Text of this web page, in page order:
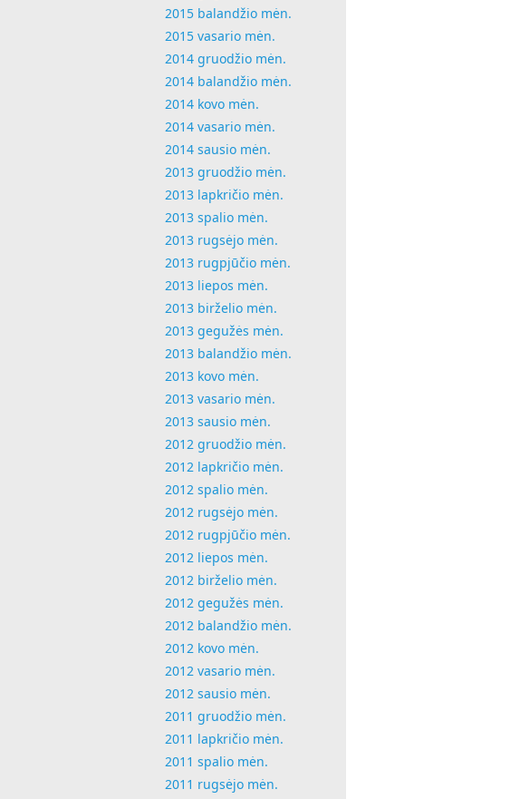
2015 balandžio mėn.
2015 vasario mėn.
2014 gruodžio mėn.
2014 balandžio mėn.
2014 kovo mėn.
2014 vasario mėn.
2014 sausio mėn.
2013 gruodžio mėn.
2013 lapkričio mėn.
2013 spalio mėn.
2013 rugsėjo mėn.
2013 rugpjūčio mėn.
2013 liepos mėn.
2013 birželio mėn.
2013 gegužės mėn.
2013 balandžio mėn.
2013 kovo mėn.
2013 vasario mėn.
2013 sausio mėn.
2012 gruodžio mėn.
2012 lapkričio mėn.
2012 spalio mėn.
2012 rugsėjo mėn.
2012 rugpjūčio mėn.
2012 liepos mėn.
2012 birželio mėn.
2012 gegužės mėn.
2012 balandžio mėn.
2012 kovo mėn.
2012 vasario mėn.
2012 sausio mėn.
2011 gruodžio mėn.
2011 lapkričio mėn.
2011 spalio mėn.
2011 rugsėjo mėn.